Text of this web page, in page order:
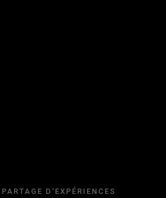
PARTAGE D'EXPÉRIENCES